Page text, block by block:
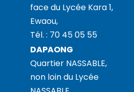
face du Lycée Kara 1,
Ewaou,
Tél. : 70 45 05 55
DAPAONG
Quartier NASSABLE,
non loin du Lycée